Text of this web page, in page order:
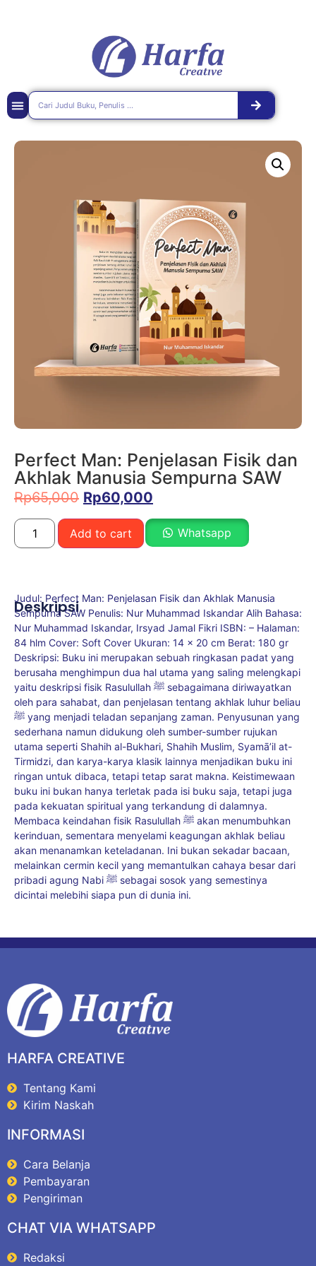
Perfect Man: Penjelasan Fisik dan
Akhlak Manusia Sempurna SAW
Rp65,000 Rp60,000
Add to cart Whatsapp
Deskripsi
Judul: Perfect Man: Penjelasan Fisik dan Akhlak Manusia
Sempurna SAW Penulis: Nur Muhammad Iskandar Alih Bahasa:
Nur Muhammad Iskandar, Irsyad Jamal Fikri ISBN: – Halaman:
84 hlm Cover: Soft Cover Ukuran: 14 x 20 cm Berat: 180 gr
Deskripsi: Buku ini merupakan sebuah ringkasan padat yang
berusaha menghimpun dua hal utama yang saling melengkapi
yaitu deskripsi fisik Rasulullah ﷺ sebagaimana diriwayatkan
oleh para sahabat, dan penjelasan tentang akhlak luhur beliau
ﷺ yang menjadi teladan sepanjang zaman. Penyusunan yang
sederhana namun didukung oleh sumber-sumber rujukan
utama seperti Shahih al-Bukhari, Shahih Muslim, Syamā’il at-
Tirmidzi, dan karya-karya klasik lainnya menjadikan buku ini
ringan untuk dibaca, tetapi tetap sarat makna. Keistimewaan
buku ini bukan hanya terletak pada isi buku saja, tetapi juga
pada kekuatan spiritual yang terkandung di dalamnya.
Membaca keindahan fisik Rasulullah ﷺ akan menumbuhkan
kerinduan, sementara menyelami keagungan akhlak beliau
akan menanamkan keteladanan. Ini bukan sekadar bacaan,
melainkan cermin kecil yang memantulkan cahaya besar dari
pribadi agung Nabi ﷺ sebagai sosok yang semestinya
dicintai melebihi siapa pun di dunia ini.
HARFA CREATIVE
Tentang Kami
Kirim Naskah
INFORMASI
Cara Belanja
Pembayaran
Pengiriman
CHAT VIA WHATSAPP
Redaksi